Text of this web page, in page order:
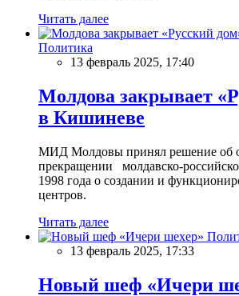
Читать далее
Политика
13 февраль 2025, 17:40
Молдова закрывает
в Кишиневе
МИД Молдовы принял решение об
прекращении молдавско-
1998 года о создании и
центров.
Читать далее
13 февраль 2025, 17:33
Новый шеф «Ичери